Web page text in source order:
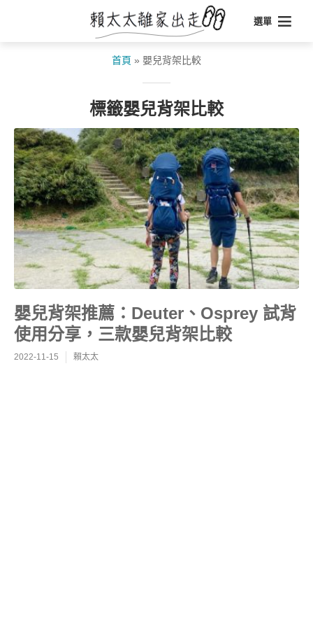
選單
首頁 » 嬰兒背架比較
標籤嬰兒背架比較
嬰兒背架推薦：Deuter、Osprey 試背
使用分享，三款嬰兒背架比較
2022-11-15 賴太太